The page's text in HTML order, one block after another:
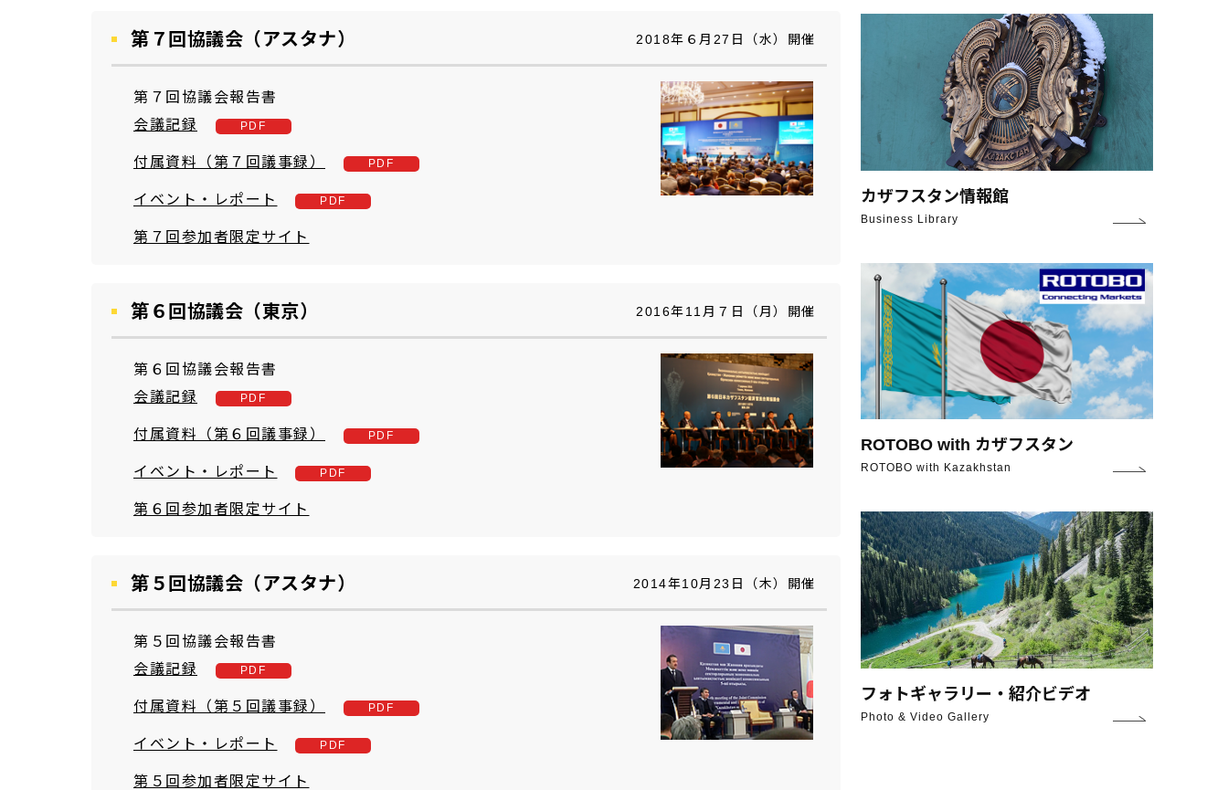
第７回協議会（アスタナ） 2018年６月27日（水）開催
第７回協議会報告書
会議記録
付属資料（第７回議事録）
イベント・レポート
第７回参加者限定サイト
第６回協議会（東京） 2016年11月７日（月）開催
第６回協議会報告書
会議記録
付属資料（第６回議事録）
イベント・レポート
第６回参加者限定サイト
第５回協議会（アスタナ） 2014年10月23日（木）開催
第５回協議会報告書
会議記録
付属資料（第５回議事録）
イベント・レポート
第５回参加者限定サイト
カザフスタン情報館
Business Library
ROTOBO with カザフスタン
ROTOBO with Kazakhstan
フォトギャラリー・紹介ビデオ
Photo & Video Gallery